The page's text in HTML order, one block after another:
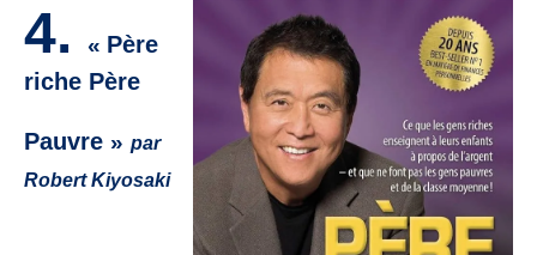
4. « Père
riche Père
Pauvre » par
Robert Kiyosaki